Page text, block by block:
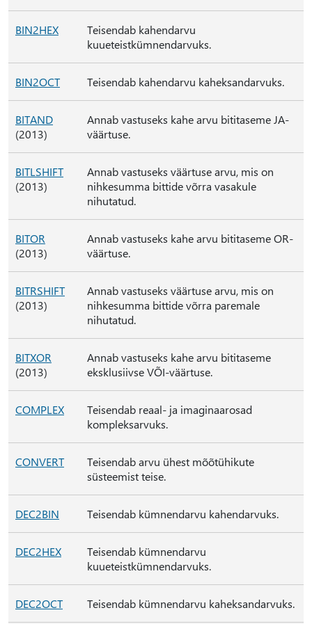
BIN2HEX
Teisendab kahendarvu
kuueteistkümnendarvuks.
BIN2OCT Teisendab kahendarvu kaheksandarvuks.
BITAND
(2013)
Annab vastuseks kahe arvu bititaseme JA-
väärtuse.
BITLSHIFT
(2013)
Annab vastuseks väärtuse arvu, mis on
nihkesumma bittide võrra vasakule
nihutatud.
BITOR
(2013)
Annab vastuseks kahe arvu bititaseme OR-
väärtuse.
BITRSHIFT
(2013)
Annab vastuseks väärtuse arvu, mis on
nihkesumma bittide võrra paremale
nihutatud.
BITXOR
(2013)
Annab vastuseks kahe arvu bititaseme
eksklusiivse VÕI-väärtuse.
COMPLEX
Teisendab reaal- ja imaginaarosad
kompleksarvuks.
CONVERT
Teisendab arvu ühest mõõtühikute
süsteemist teise.
DEC2BIN Teisendab kümnendarvu kahendarvuks.
DEC2HEX
Teisendab kümnendarvu
kuueteistkümnendarvuks.
DEC2OCT Teisendab kümnendarvu kaheksandarvuks.